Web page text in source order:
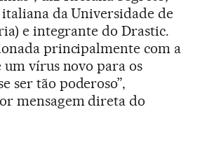
da Universidade de
e integrante do Drastic.
principalmente com a
um vírus novo para os
ser tão poderoso”,
mensagem direta do